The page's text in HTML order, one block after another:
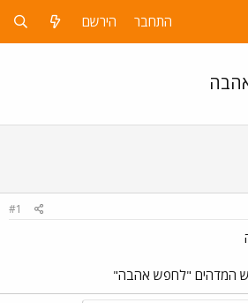
התחבר הירשם
#1
המדהים "לחפש אהבה"